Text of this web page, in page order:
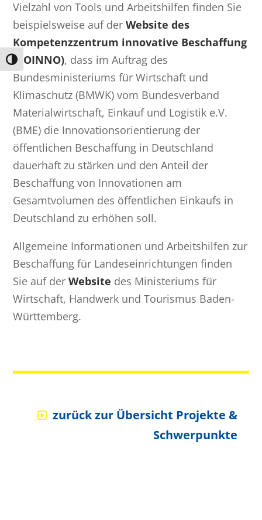
Umschalten auf hohe Kontraste
Vielzahl von Tools und Arbeitshilfen finden Sie
beispielsweise auf derWebsite des
Kompetenzzentrum innovative Beschaffung
(KOINNO), dass im Auftrag des
Bundesministeriums für Wirtschaft und
Klimaschutz (BMWK) vom Bundesverband
Materialwirtschaft, Einkauf und Logistik e.V.
(BME) die Innovationsorientierung der
öffentlichen Beschaffung in Deutschland
dauerhaft zu stärken und den Anteil der
Beschaffung von Innovationen am
Gesamtvolumen des öffentlichen Einkaufs in
Deutschland zu erhöhen soll.
Allgemeine Informationen und Arbeitshilfen zur
Beschaffung für Landeseinrichtungen finden
Sie auf derWebsite des Ministeriums für
Wirtschaft, Handwerk und Tourismus Baden-
Württemberg.
zurück zur Übersicht Projekte &
Schwerpunkte